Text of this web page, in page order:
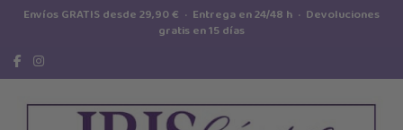
Envíos GRATIS desde 29,90 € · Entrega en 24/48 h · Devoluciones
gratis en 15 días